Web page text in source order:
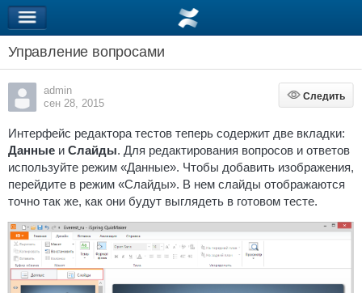
Управление вопросами
admin
сен 28, 2015
Следить
Следить
Интерфейс редактора тестов теперь содержит две вкладки:
Данныеи Слайды. Для редактирования вопросов и ответов
используйте режим «Данные». Чтобы добавить изображения,
перейдите в режим «Слайды». В нем слайды отображаются
точно так же, как они будут выглядеть в готовом тесте.